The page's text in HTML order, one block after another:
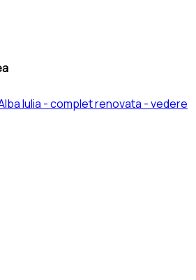
Iulia - complet renovata - vedere